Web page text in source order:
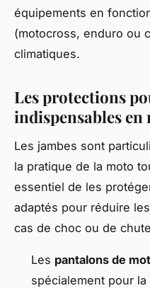
équipements en
(motocross, enduro ou
climatiques.
Les protections
indispensables
Les jambes sont
la pratique de la moto
essentiel de les
adaptés pour réduire
cas de choc ou de
Les pantalons de
spécialement pour